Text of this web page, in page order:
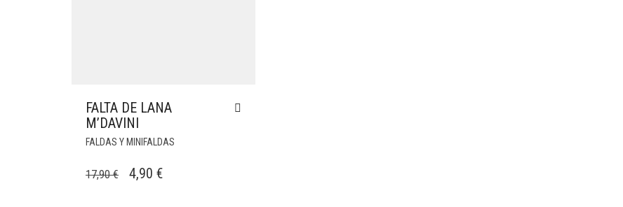
FALTA DE LANA
M’DAVINI
FALDAS Y MINIFALDAS
17,90€
EL
4,90 €EL